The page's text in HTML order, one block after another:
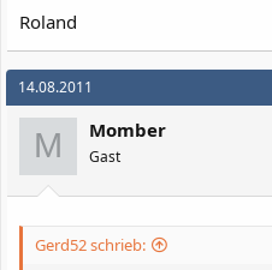
Roland
14.08.2011
M Momber
Gast
Gerd52 schrieb: